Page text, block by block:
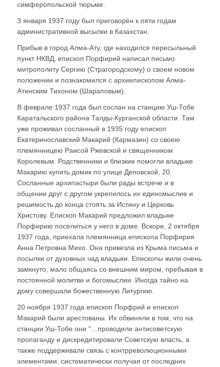
симферопольской тюрьме.
3 января 1937 году был приговорён к пяти годам
административной высылки в Казахстан.
Прибыв в город Алма-Ату, где находился пересыльный
пункт НКВД, епископ Порфирий написал письмо
митрополиту Сергию (Страгородскому) о своем новом
положении и познакомился с архиепископом Алма-
Атинским Тихоном (Шараповым).
В феврале 1937 года был сослан на станцию Уш-Тобе
Каратальского района Талды-Курганской области. Там
уже проживал сосланный в 1935 году епископ
Екатеринославский Макарий (Кармазин) со своею
племянницею Раисой Ржевской и священником
Королевым. Родственники и близкие помогли владыке
Макарию купить домик по улице Деповской, 20.
Сосланные архипастыри были рады встрече и в
общении друг с другом укрепилось их единомыслие и
решимость до конца стоять за Истину и Церковь
Христову. Епископ Макарий предложил владыке
Порфирию поселиться у него в доме. Вскоре, 2 октября
1937 года, приехала племянница епископа Порфирия
Анна Петровна Михо. Она привезла из Крыма письма и
посылки от духовных чад владыки. Епископы жили очень
замкнуто, мало общаясь со внешним миром, пребывая в
постоянной молитве и богомыслии. Иногда тайно на
дому совершали божественную Литургию.
20 ноября 1937 года епископ Порфрий и епископ
Макарий были арестованы. Их обвиняли в том, что на
станции Уш-Тобе они "…проводили антисоветскую
пропаганду и дискредитировали Советскую власть, а
также поддерживали связь с контрреволюционными
элементами, систематически получая от последних